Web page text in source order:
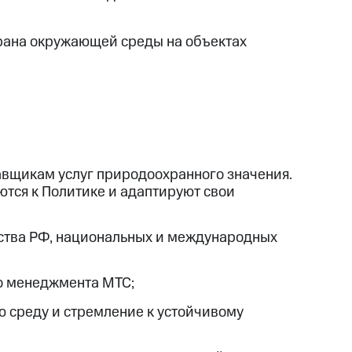
окружающей среды на объектах
услуг природоохранного значения.
к Политике и адаптируют свои
РФ, национальных и международных
менеджмента МТС;
и стремление к устойчивому